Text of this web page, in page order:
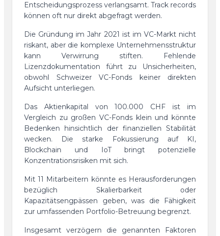
Entscheidungsprozess verlangsamt. Track records
können oft nur direkt abgefragt werden.
Die Gründung im Jahr 2021 ist im VC-Markt nicht
riskant, aber die komplexe Unternehmensstruktur
kann Verwirrung stiften. Fehlende
Lizenzdokumentation führt zu Unsicherheiten,
obwohl Schweizer VC-Fonds keiner direkten
Aufsicht unterliegen.
Das Aktienkapital von 100.000 CHF ist im
Vergleich zu großen VC-Fonds klein und könnte
Bedenken hinsichtlich der finanziellen Stabilität
wecken. Die starke Fokussierung auf KI,
Blockchain und IoT bringt potenzielle
Konzentrationsrisiken mit sich.
Mit 11 Mitarbeitern könnte es Herausforderungen
bezüglich Skalierbarkeit oder
Kapazitätsengpässen geben, was die Fähigkeit
zur umfassenden Portfolio-Betreuung begrenzt.
Insgesamt verzögern die genannten Faktoren